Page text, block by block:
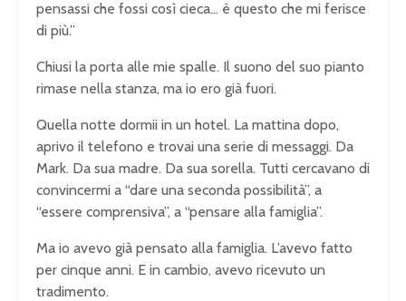
pensassi che fossi così cieca… è questo che mi ferisce
di più.”
Chiusi la porta alle mie spalle. Il suono del suo pianto
rimase nella stanza, ma io ero già fuori.
Quella notte dormii in un hotel. La mattina dopo,
aprivo il telefono e trovai una serie di messaggi. Da
Mark. Da sua madre. Da sua sorella. Tutti cercavano di
convincermi a “dare una seconda possibilità”, a
“essere comprensiva”, a “pensare alla famiglia”.
Ma io avevo già pensato alla famiglia. L’avevo fatto
per cinque anni. E in cambio, avevo ricevuto un
tradimento.